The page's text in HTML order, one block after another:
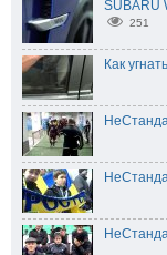
SUBARU
251
Как